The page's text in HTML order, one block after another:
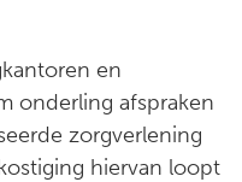
en
onderling afspraken
zorgverlening
hiervan loopt